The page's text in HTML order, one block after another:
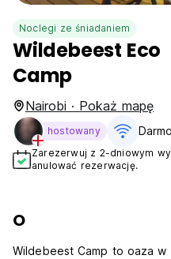
Noclegi ze śniadaniem
Wildebeest Eco
Camp
Nairobi · Pokaż mapę
hostowany
Zarezerwuj z 2-dniowym
anulować rezerwację.
O
Wildebeest Camp to oaza